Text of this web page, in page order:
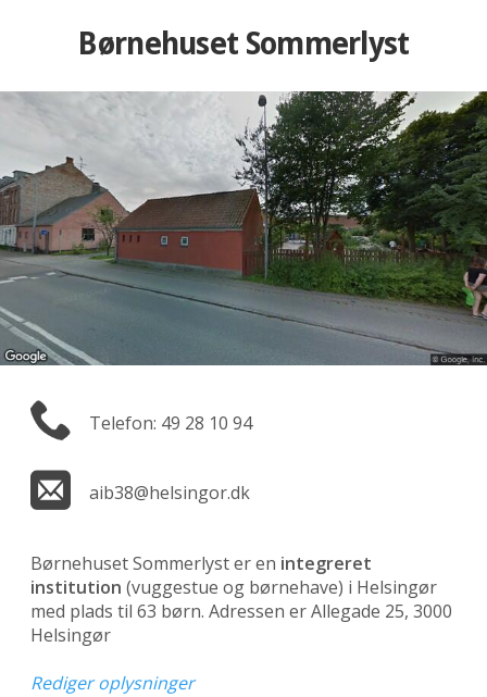
Børnehuset Sommerlyst
Telefon: 49 28 10 94
aib38@helsingor.dk
Børnehuset Sommerlyst er en integreret
institution (vuggestue og børnehave) i Helsingør
med plads til 63 børn. Adressen er Allegade 25, 3000
Helsingør
Rediger oplysninger